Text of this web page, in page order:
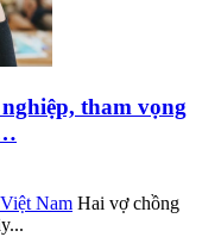
tham vọng
Nam Hai vợ chồng